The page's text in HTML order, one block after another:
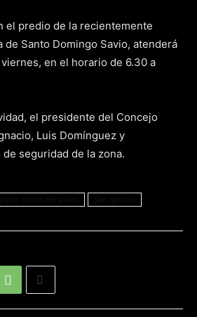
el predio de la recientemente
de Santo Domingo Savio, atenderá
en el horario de 6.30 a
el presidente del Concejo
Luis Domínguez y
seguridad de la zona.